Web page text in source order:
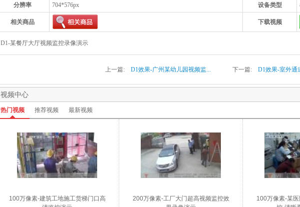
分辨率
704*576px 设备类型
相关商品 下载视频
D1-某餐厅大厅视频监控录像演示
上一篇: D1效果-广州某幼儿园视频监... 下一篇: D1效果-室外通
视频中心
热门视频 推荐视频 最新视频
100万像素-建筑工地施工货梯门口高
200万像素-工厂大门超高视频监控效
100万像素-某